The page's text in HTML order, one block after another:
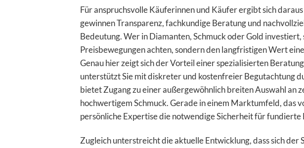
Für anspruchsvolle Käuferinnen und Käufer ergibt sich
gewinnen Transparenz, fachkundige Beratung und
Bedeutung. Wer in Diamanten, Schmuck oder Gold
Preisbewegungen achten, sondern den langfristigen Wert
Genau hier zeigt sich der Vorteil einer spezialisierten
unterstützt Sie mit diskreter und kostenfreier Begutachtung
bietet Zugang zu einer außergewöhnlich breiten Auswahl an
hochwertigem Schmuck. Gerade in einem Marktumfeld, das
persönliche Expertise die notwendige Sicherheit für fundierte
Zugleich unterstreicht die aktuelle Entwicklung, dass sich der